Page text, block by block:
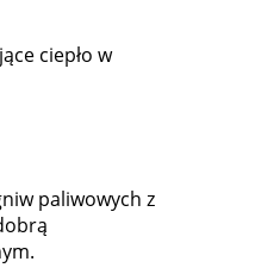
ciepło w
paliwowych z